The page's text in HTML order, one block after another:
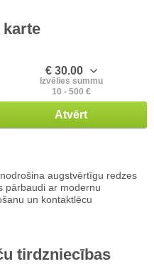
karte
€ 30.00
Izvēlies summu
10 - 500 €
Atvērt
augstvērtīgu redzes
pārbaudi ar modernu
un kontaktlēcu
tirdzniecības